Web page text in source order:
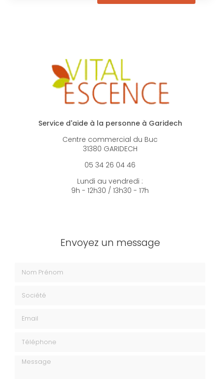
Service d'aide à la personne à Garidech
Centre commercial du Buc
31380 GARIDECH
05 34 26 04 46
Lundi au vendredi :
9h - 12h30 / 13h30 - 17h
Envoyez un message
Message